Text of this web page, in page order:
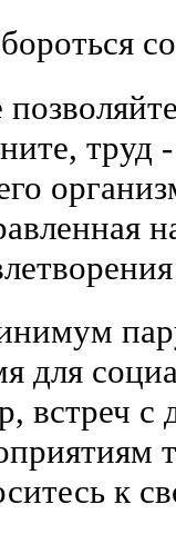
труд -
для
встреч
к